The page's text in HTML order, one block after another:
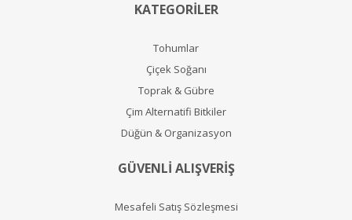
KATEGORİLER
Tohumlar
Çiçek Soğanı
Toprak & Gübre
Çim Alternatifi Bitkiler
Düğün & Organizasyon
GÜVENLİ ALIŞVERİŞ
Mesafeli Satış Sözleşmesi